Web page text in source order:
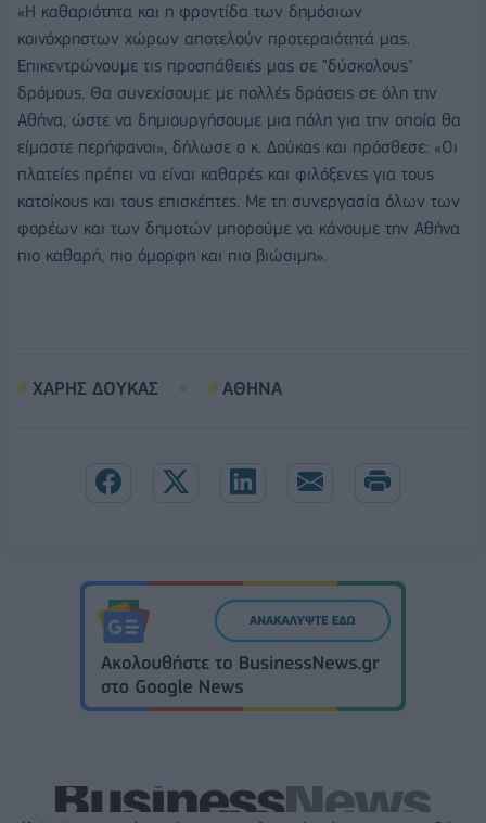
«Η καθαριότητα και η φροντίδα των δημόσιων
κοινόχρηστων χώρων αποτελούν προτεραιότητά μας.
Επικεντρώνουμε τις προσπάθειές μας σε "δύσκολους"
δρόμους. Θα συνεχίσουμε με πολλές δράσεις σε όλη την
Αθήνα, ώστε να δημιουργήσουμε μια πόλη για την οποία θα
είμαστε περήφανοι», δήλωσε ο κ. Δούκας και πρόσθεσε: «Οι
πλατείες πρέπει να είναι καθαρές και φιλόξενες για τους
κατοίκους και τους επισκέπτες. Με τη συνεργασία όλων των
φορέων και των δημοτών μπορούμε να κάνουμε την Αθήνα
πιο καθαρή, πιο όμορφη και πιο βιώσιμη».
ΧΑΡΗΣ ΔΟΥΚΑΣ ΑΘΗΝΑ